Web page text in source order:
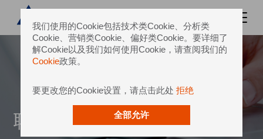
我们使用的Cookie包括技术类Cookie、分析类
Cookie、营销类Cookie、偏好类Cookie。要详细了
解Cookie以及我们如何使用Cookie，请查阅我们的
Cookie政策。
要更改您的Cookie设置，请点击此处 拒绝
全部允许
联系我们